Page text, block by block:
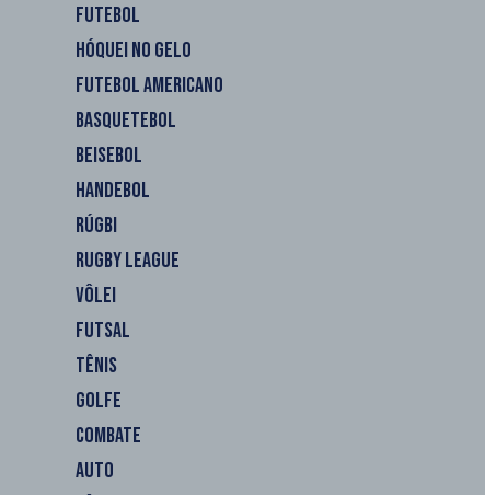
FUTEBOL
HÓQUEI NO GELO
FUTEBOL AMERICANO
BASQUETEBOL
BEISEBOL
HANDEBOL
RÚGBI
RUGBY LEAGUE
VÔLEI
FUTSAL
TÊNIS
GOLFE
COMBATE
AUTO